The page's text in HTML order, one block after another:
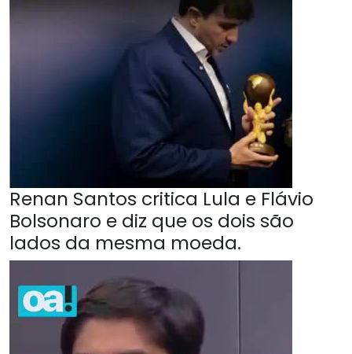
Renan Santos critica Lula e Flávio
Bolsonaro e diz que os dois são
lados da mesma moeda.